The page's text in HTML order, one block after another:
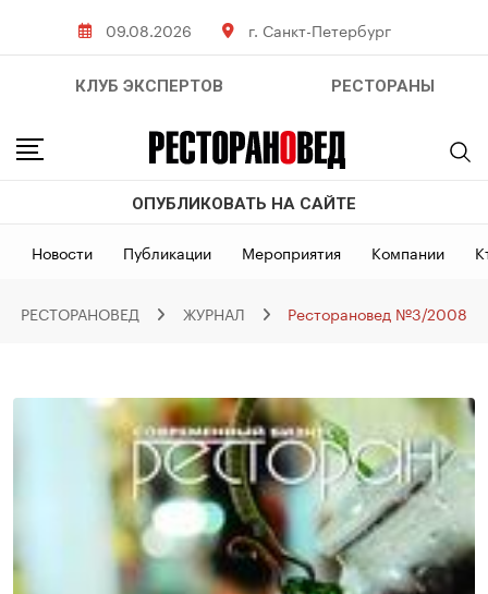
09.08.2026 г. Санкт-Петербург
КЛУБ ЭКСПЕРТОВ РЕСТОРАНЫ
ОПУБЛИКОВАТЬ НА САЙТЕ
Новости Публикации Мероприятия Компании
РЕСТОРАНОВЕД ЖУРНАЛ Ресторановед №3/2008